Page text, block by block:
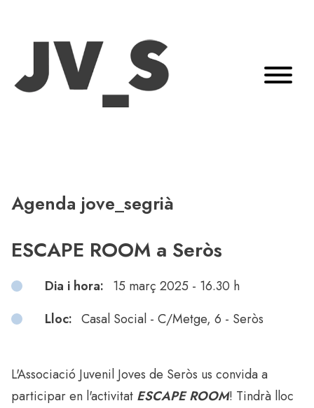
Agenda jove_segrià
ESCAPE ROOM a Seròs
Dia i hora: 15 març 2025 - 16.30 h
Lloc: Casal Social - C/Metge, 6 - Seròs
L'Associació Juvenil Joves de Seròs us convida a
participar en l'activitat ESCAPE ROOM! Tindrà lloc